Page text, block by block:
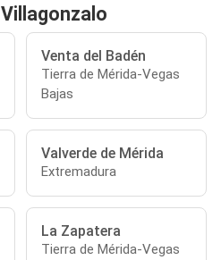
Venta del Badén
Tierra de Mérida-Vegas
Bajas
Valverde de Mérida
Extremadura
La Zapatera
Tierra de Mérida-Vegas